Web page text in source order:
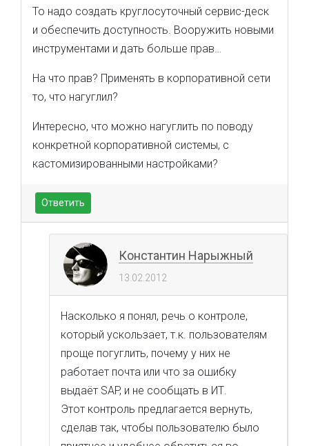
То надо создать круглосуточный сервис-деск
и обеспечить доступность. Вооружить новыми
инструментами и дать больше прав…
На что прав? Применять в корпоративной сети
то, что нагуглил?
Интересно, что можно нагуглить по поводу
конкретной корпоративной системы, с
кастомизированными настройками?
Ответить
Константин Нарыжный
13.02.2012
Насколько я понял, речь о контроле,
который ускользает, т.к. пользователям
проще погуглить, почему у них не
работает почта или что за ошибку
выдаёт SAP, и не сообщать в ИТ.
Этот контроль предлагается вернуть,
сделав так, чтобы пользователю было